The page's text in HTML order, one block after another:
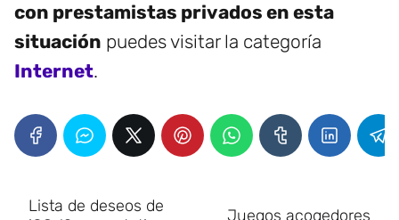
con prestamistas privados en esta
situación puedes visitar la categoría
Internet.
Lista de deseos de
Juegos acogedores